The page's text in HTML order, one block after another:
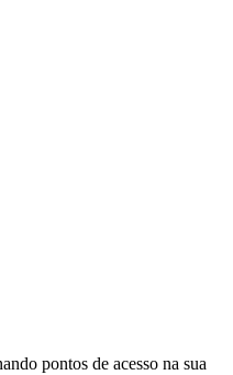
pontos de acesso na sua